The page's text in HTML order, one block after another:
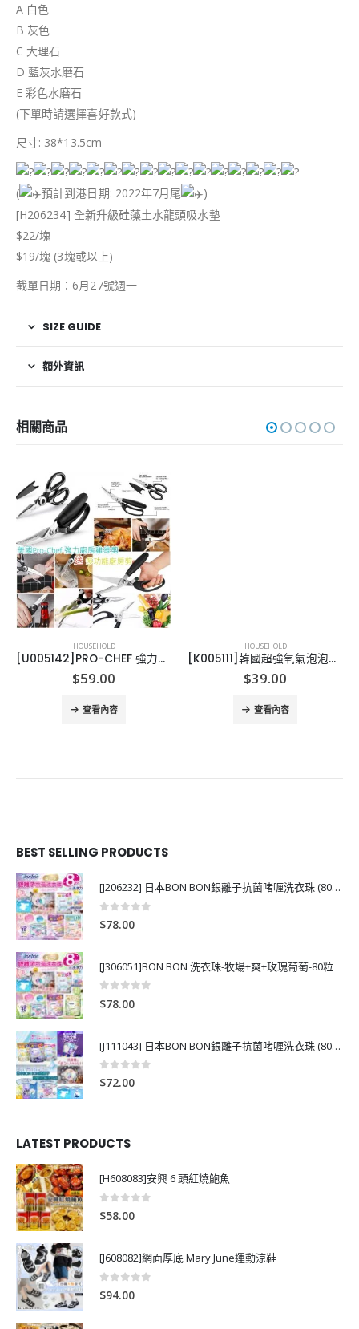
A 白色
B 灰色
C 大理石
D 藍灰水磨石
E 彩色水磨石
(下單時請選擇喜好款式)
尺寸: 38*13.5cm
( 預計到港日期: 2022年7月尾
)
[H206234] 全新升級硅藻土水龍頭吸水墊
$22/塊
$19/塊 (3塊或以上)
截單日期：6月27號週一
SIZE GUIDE
額外資訊
相關商品
HOUSEHOLD
[U005142]PRO-CHEF 強力雞骨剪, 送萬用廚房剪
$59.00
查看內容
HOUSEHOLD
[K005111]韓國超強氧氣泡泡清潔粉-10包
$39.00
查看內容
BEST SELLING PRODUCTS
[J206232] 日本BON BON銀離子抗菌啫喱洗衣珠 (80粒)
0
$78.00
[J306051]BON BON 洗衣珠-牧場+爽+玫瑰葡萄-80粒
0
$78.00
[J111043] 日本BON BON銀離子抗菌啫喱洗衣珠 (80粒)
0out of 5
$72.00
LATEST PRODUCTS
[H608083]安興 6 頭紅燒鮑魚
0
$58.00
[J608082]網面厚底 Mary June運動涼鞋
0
$94.00